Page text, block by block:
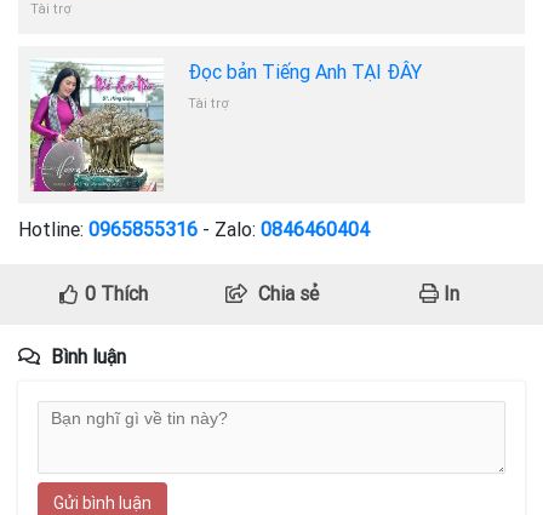
Tài trợ
Đọc bản Tiếng Anh TẠI ĐÂY
Tài trợ
Hotline: 0965855316 - Zalo: 0846460404
0Thích Chia sẻ In
Bình luận
Gửi bình luận